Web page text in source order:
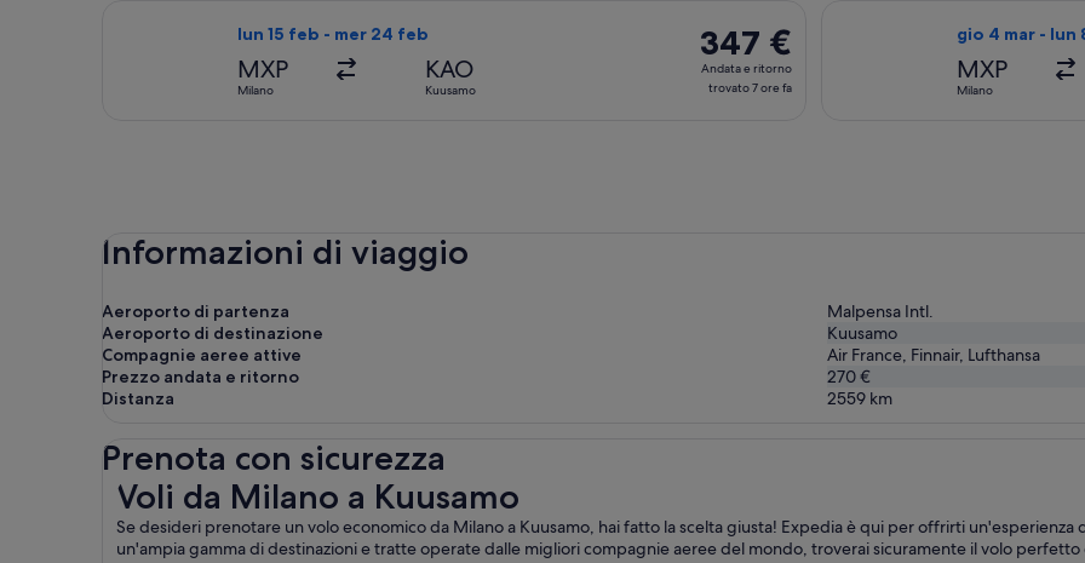
7
ore
fa
lun 15 feb - mer 24 feb
MXP
Milano
KAO
Kuusamo
347 €
Andata
e
347 €
Andata e ritorno
trovato 7 ore fa
gio 4 mar - lun
MXP
Milano
Informazioni di viaggio
Aeroporto di partenza
Malpensa Intl.
Aeroporto di destinazione
Kuusamo
Compagnie aeree attive
Air France, Finnair, Lufthansa
Prezzo andata e ritorno
270 €
Distanza
2559 km
Prenota con sicurezza
Voli da Milano a Kuusamo
Se desideri prenotare un volo economico da Milano a Kuusamo, hai fatto la scelta giusta! Expedia è qui per offrirti
un'ampia gamma di destinazioni e tratte operate dalle migliori compagnie aeree del mondo, troverai sicuramente il volo
Voli da Milano a Kuusamo